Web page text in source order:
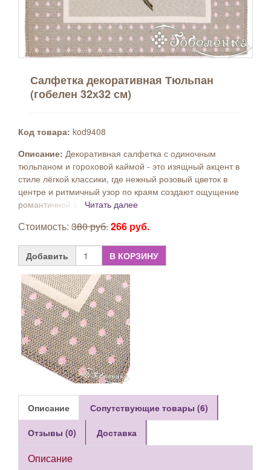
Салфетка декоративная Тюльпан
(гобелен 32х32 см)
Код товара: kod9408
Описание: Декоративная салфетка с одиночным
тюльпаном и гороховой каймой - это изящный акцент в
стиле лёгкой классики, где нежный розовый цветок в
центре и ритмичный узор по краям создают ощущение
романтичной э... Читать далее
Стоимость: 380 руб.266 руб.
Добавить В КОРЗИНУ
Описание Сопутствующие товары (6)
Отзывы (0) Доставка
Описание